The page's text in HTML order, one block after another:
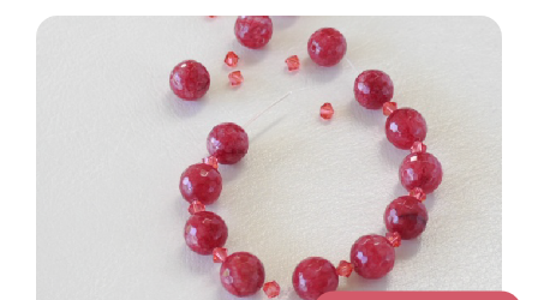
実店舗のご案内
ご利用ガイド
お問い合わせ
最新情報